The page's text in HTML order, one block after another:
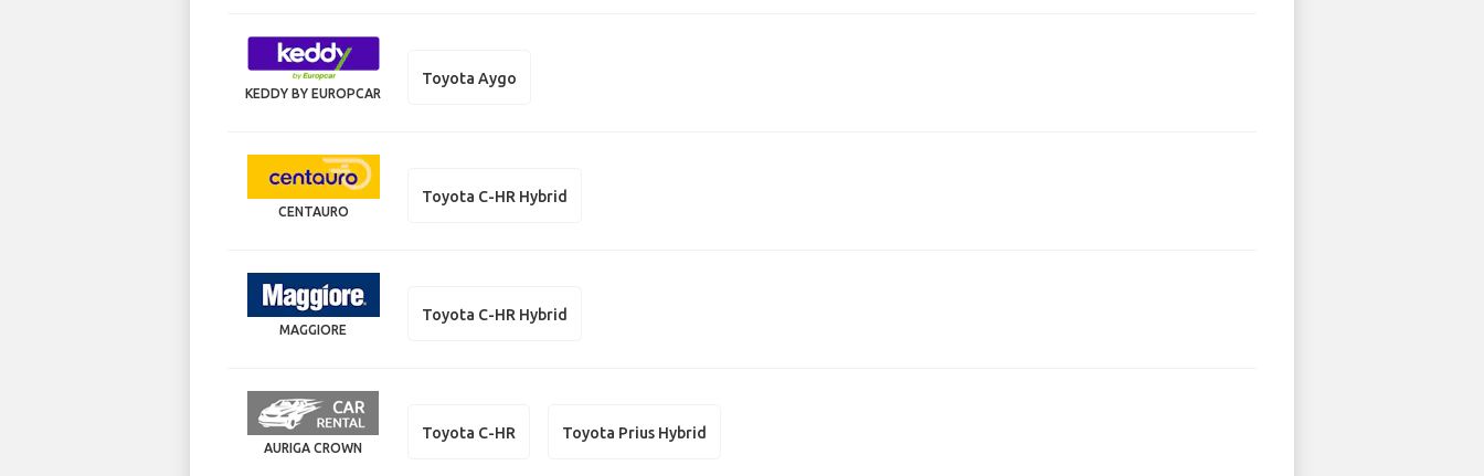
KEDDY BY EUROPCAR
Toyota Aygo
CENTAURO
Toyota C-HR Hybrid
MAGGIORE
Toyota C-HR Hybrid
AURIGA CROWN
Toyota C-HR Toyota Prius Hybrid